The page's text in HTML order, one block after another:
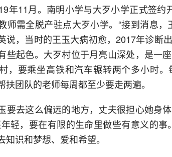
年11月。南明小学与大歹小学正式签约
师需全脱产驻点大歹小学。“接到消息
说，当时的王玉大病初愈，2017年诊断
些起色。大歹村位于月亮山深处，是一
，要乘坐高铁和汽车辗转两个多小时
扶团队的老师每周都至少要走两遍。
要去这么偏远的地方，丈夫很担心她身
轻，要在有限的生命里做些有意义的
知识和梦想、爱和希望。